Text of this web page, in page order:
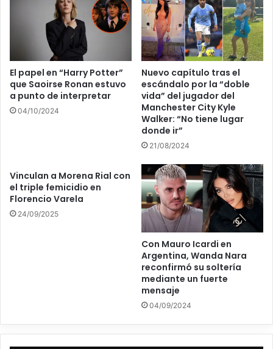
El papel en “Harry Potter”
que Saoirse Ronan estuvo
a punto de interpretar
04/10/2024
Nuevo capítulo tras el
escándalo por la “doble
vida” del jugador del
Manchester City Kyle
Walker: “No tiene lugar
donde ir”
21/08/2024
Vinculan a Morena Rial con
el triple femicidio en
Florencio Varela
24/09/2025
Con Mauro Icardi en
Argentina, Wanda Nara
reconfirmó su soltería
mediante un fuerte
mensaje
04/09/2024